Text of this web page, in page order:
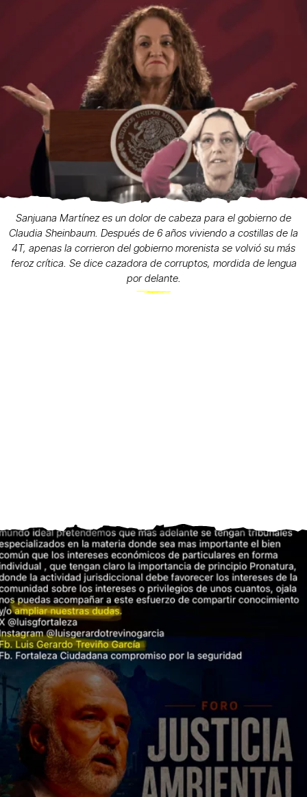
Sanjuana Martínez es un dolor de cabeza para el gobierno de
Claudia Sheinbaum. Después de 6 años viviendo a costillas de la
4T, apenas la corrieron del gobierno morenista se volvió su más
feroz crítica. Se dice cazadora de corruptos, mordida de lengua
por delante.